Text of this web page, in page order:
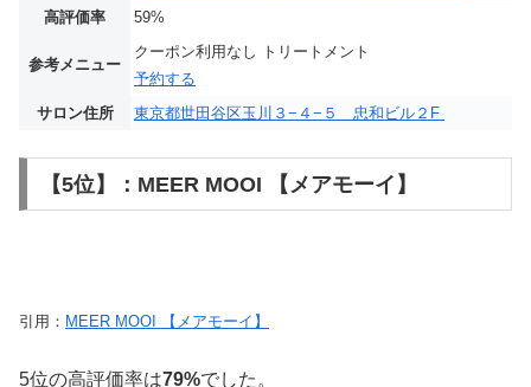
高評価率
59%
参考メニュー
クーポン利用なし トリートメント
予約する
サロン住所
東京都世田谷区玉川３−４−５ 忠和ビル２F
【5位】：MEER MOOI 【メアモーイ】
引用： MEER MOOI 【メアモーイ】
5位の高評価率は79%でした。